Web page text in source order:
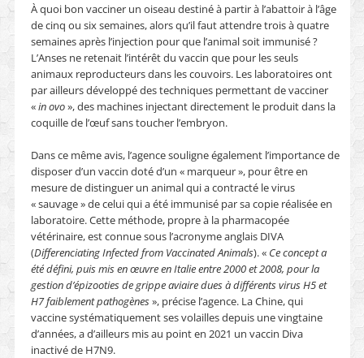
À quoi bon vacciner un oiseau destiné à partir à l’abattoir à l’âge
de cinq ou six semaines, alors qu’il faut attendre trois à quatre
semaines après l’injection pour que l’animal soit immunisé ?
L’Anses ne retenait l’intérêt du vaccin que pour les seuls
animaux reproducteurs dans les couvoirs. Les laboratoires ont
par ailleurs développé des techniques permettant de vacciner
«in ovo», des machines injectant directement le produit dans la
coquille de l’œuf sans toucher l’embryon.
Dans ce même avis, l’agence souligne également l’importance de
disposer d’un vaccin doté d’un « marqueur », pour être en
mesure de distinguer un animal qui a contracté le virus
« sauvage » de celui qui a été immunisé par sa copie réalisée en
laboratoire. Cette méthode, propre à la pharmacopée
vétérinaire, est connue sous l’acronyme anglais DIVA
(Differenciating Infected from Vaccinated Animals). « Ce concept a
été défini, puis mis en œuvre en Italie entre 2000 et 2008, pour la
gestion d’épizooties de grippe aviaire dues à différents virus H5 et
H7 faiblement pathogènes», précise l’agence. La Chine, qui
vaccine systématiquement ses volailles depuis une vingtaine
d’années, a d’ailleurs mis au point en 2021 un vaccin Diva
inactivé de H7N9.